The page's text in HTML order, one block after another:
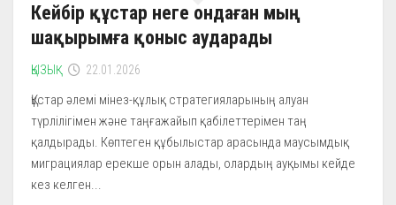
Кейбір құстар неге ондаған мың
шақырымға қоныс аударады
ҚЫЗЫҚ 22.01.2026
Құстар әлемі мінез-құлық стратегияларының алуан
түрлілігімен және таңғажайып қабілеттерімен таң
қалдырады. Көптеген құбылыстар арасында маусымдық
миграциялар ерекше орын алады, олардың ауқымы кейде
кез келген...